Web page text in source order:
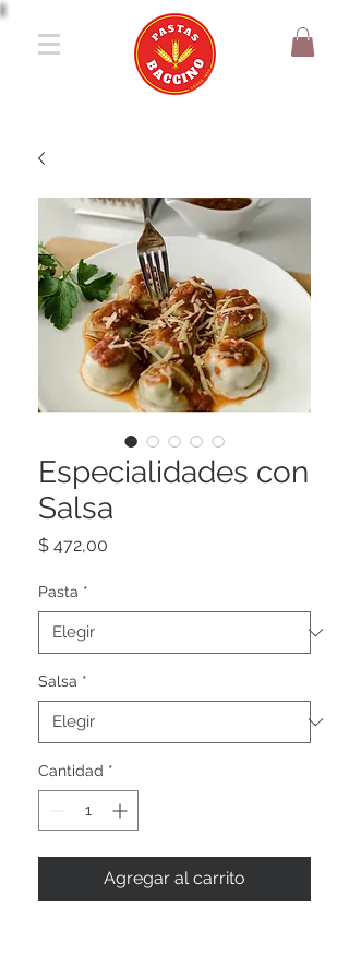
Especialidades con
Salsa
$ 472,00
Pasta *
Salsa *
Cantidad *
Agregar al carrito